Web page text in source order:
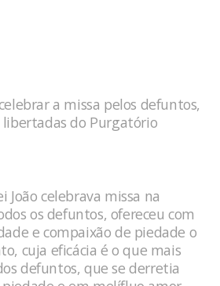
a missa pelos defun­tos,
do Purgatório
João celebrava missa na
os defuntos, ofereceu com
e compaixão de piedade o
­cuja eficácia é o que mais
defuntos, que se derretia